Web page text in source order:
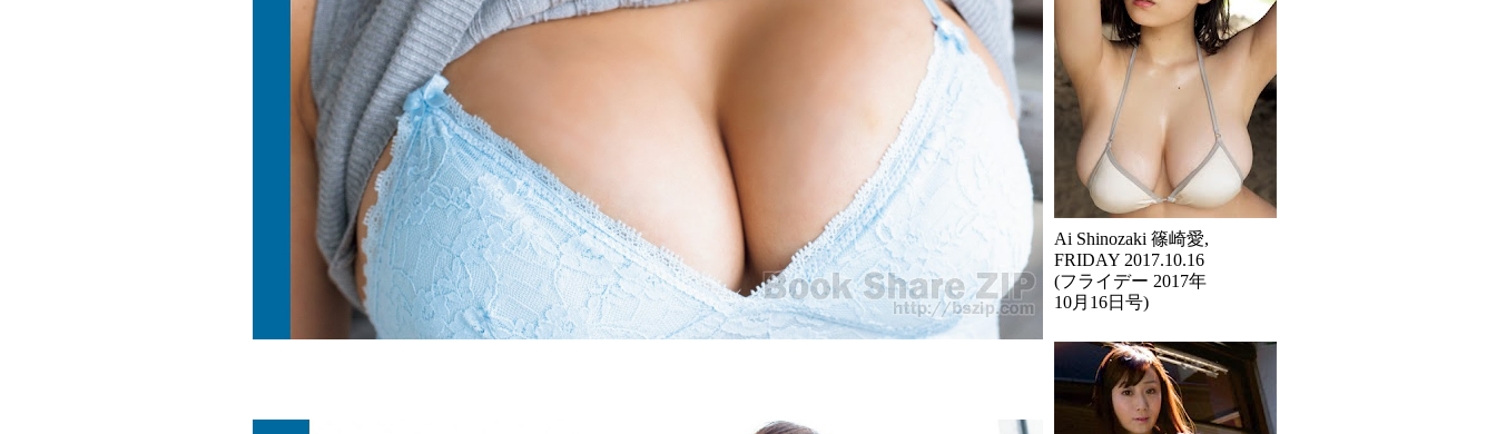
Ai Shinozaki 篠崎愛,
FRIDAY 2017.10.16
(フライデー 2017年
10月16日号)